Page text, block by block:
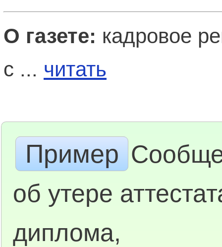
О газете: кадровое
с ... читать
Пример
об утере
диплома,